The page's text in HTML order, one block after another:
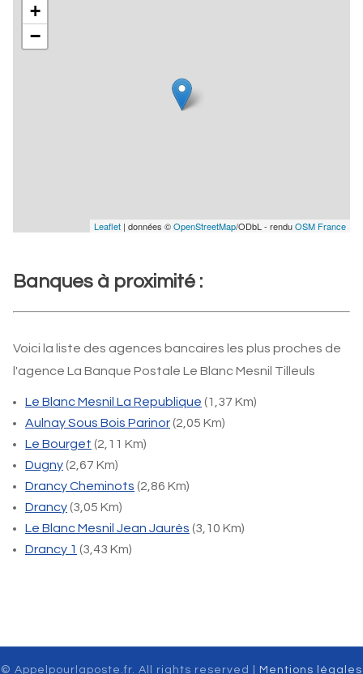
+
−
Leaflet | données ©OpenStreetMap/ODbL - renduOSM France
Banques à proximité :
Voici la liste des agences bancaires les plus proches de
l'agence La Banque Postale Le Blanc Mesnil Tilleuls
Le Blanc Mesnil La Republique (1,37 Km)
Aulnay Sous Bois Parinor(2,05 Km)
Le Bourget (2,11 Km)
Dugny(2,67 Km)
Drancy Cheminots (2,86 Km)
Drancy(3,05 Km)
Le Blanc Mesnil Jean Jaurès (3,10 Km)
Drancy 1 (3,43 Km)
© Appelpourlaposte.fr. All rights reserved | Mentions légales